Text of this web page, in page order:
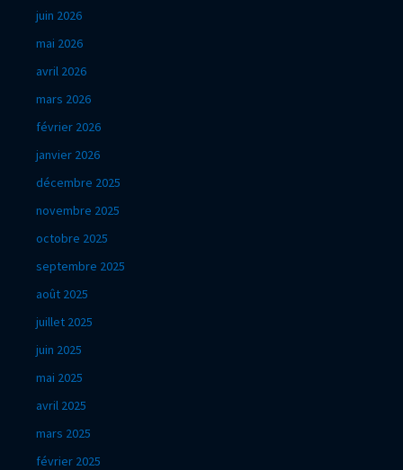
juin 2026
mai 2026
avril 2026
mars 2026
février 2026
janvier 2026
décembre 2025
novembre 2025
octobre 2025
septembre 2025
août 2025
juillet 2025
juin 2025
mai 2025
avril 2025
mars 2025
février 2025